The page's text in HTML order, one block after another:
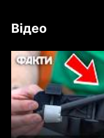
Відео